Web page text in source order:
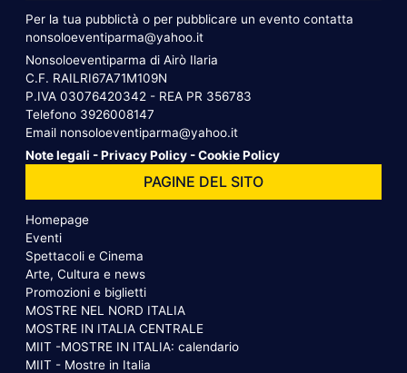
Per la tua pubblictà o per pubblicare un evento contatta
nonsoloeventiparma@yahoo.it
Nonsoloeventiparma di Airò Ilaria
C.F. RAILRI67A71M109N
P.IVA 03076420342 - REA PR 356783
Telefono 3926008147
Email nonsoloeventiparma@yahoo.it
Note legali -Privacy Policy -Cookie Policy
PAGINE DEL SITO
Homepage
Eventi
Spettacoli e Cinema
Arte, Cultura e news
Promozioni e biglietti
MOSTRE NEL NORD ITALIA
MOSTRE IN ITALIA CENTRALE
MIIT -MOSTRE IN ITALIA: calendario
MIIT - Mostre in Italia